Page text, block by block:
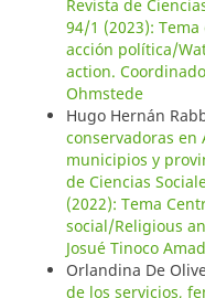
Revista de
94/1 (2023):
acción política/
action.
Ohmstede
Hugo Hernán
conservadoras
municipios y
de Ciencias
(2022): Tema
social/Religious
Josué Tinoco
Orlandina De
de los servicios,